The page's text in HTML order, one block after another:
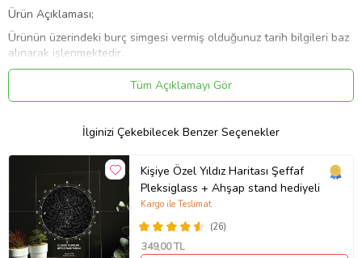
Ürün Açıklaması;
Ürünün üzerindeki burç simgesi vermiş olduğunuz tarih bilgileri baz
alınarak işlenmektedir.
Sevdiklerinize hediye edebileceğiniz 3D lambalar LAZER teknojisi
kullanarak pleksiglas cam yüzeye işliyoruz. Özel aydınlatma ünitesi
yüzey bu sayede 3 boyutlu bir aydınlatma oluşturmaktadır.
Sevdiklerinize; mutlu anlarınızı hediye edebileceğiniz
aydınlatmalarımız ile hayatınıza ışık katın.
Kişiye Özel ve 3D Aydınlatmaların Özellikleri;
Ürünlerin ortalama çalışma ömürleri 70.000 saattir.
Tüm Açıklamayı Gör
İlginizi Çekebilecek Benzer Seçenekler
Kişiye Özel Yıldız Haritası Şeffaf
Pleksiglass + Ahşap stand hediyeli
(26)
Kargo ile Teslimat
349,00 TL